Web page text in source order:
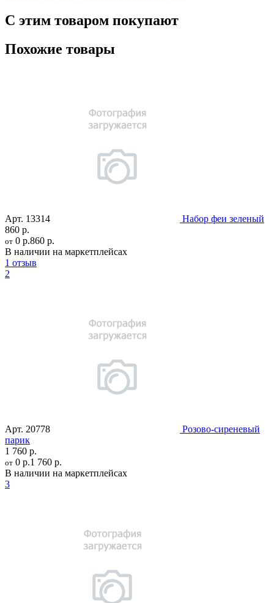
С этим товаром покупают
Похожие товары
Арт. 13314
Набор феи зеленый
860 р.
от 0 р.860 р.
В наличии на маркетплейсах
1 отзыв
2
Арт. 20778
Розово-сиреневый
парик
1 760 р.
от 0 р.1 760 р.
В наличии на маркетплейсах
3